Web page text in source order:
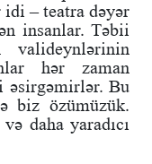
– teatra dəyər
insanlar. Təbii
valideynlərinin
hər zaman
əsirgəmirlər. Bu
biz özümüzük.
daha yaradıcı